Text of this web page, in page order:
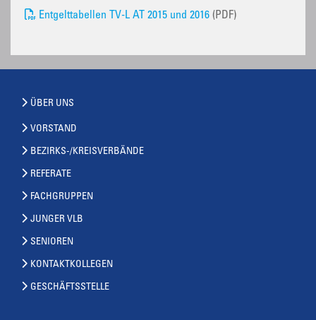
Entgelttabellen TV-L AT 2015 und 2016 (PDF)
ÜBER UNS
VORSTAND
BEZIRKS-/KREISVERBÄNDE
REFERATE
FACHGRUPPEN
JUNGER VLB
SENIOREN
KONTAKTKOLLEGEN
GESCHÄFTSSTELLE